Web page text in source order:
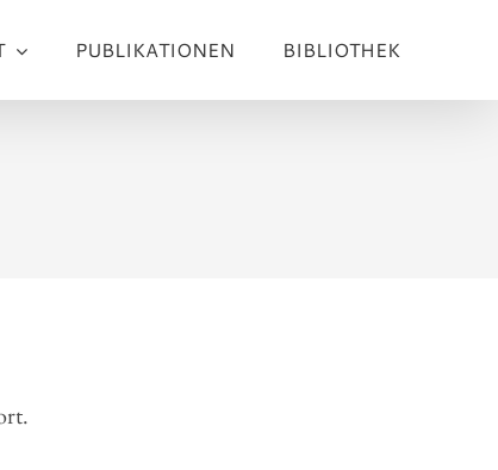
PUBLIKATIONEN BIBLIOTHEK